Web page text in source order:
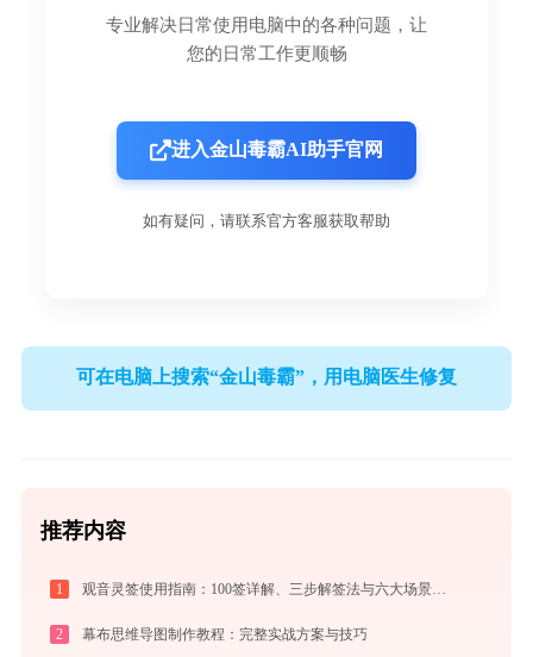
专业解决日常使用电脑中的各种问题，让
您的日常工作更顺畅
进入金山毒霸AI助手官网
如有疑问，请联系官方客服获取帮助
可在电脑上搜索“金山毒霸”，用电脑医生修复
推荐内容
1 观音灵签使用指南：100签详解、三步解签法与六大场景解读
2 幕布思维导图制作教程：完整实战方案与技巧